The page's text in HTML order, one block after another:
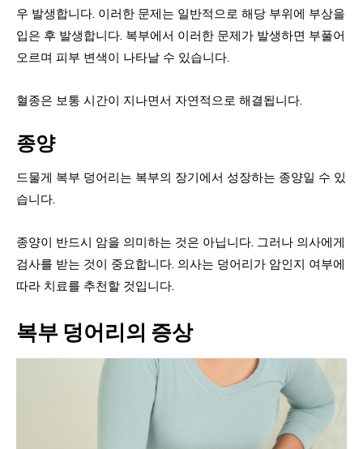
우 발생합니다. 이러한 문제는 일반적으로 해당 부위에 부상을
입은 후 발생합니다. 복부에서 이러한 문제가 발생하면 부풀어
오르며 피부 변색이 나타날 수 있습니다.
혈종은 보통 시간이 지나면서 자연적으로 해결됩니다.
종양
드물게 복부 덩어리는 복부의 장기에서 성장하는 종양일 수 있
습니다.
종양이 반드시 암을 의미하는 것은 아닙니다. 그러나 의사에게
검사를 받는 것이 중요합니다. 의사는 덩어리가 암인지 여부에
따라 치료를 추천할 것입니다.
복부 덩어리의 증상